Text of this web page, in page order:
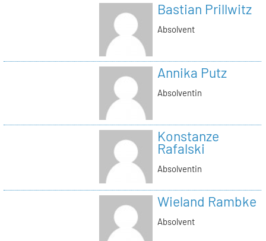
Bastian Prillwitz
Absolvent
Annika Putz
Absolventin
Konstanze
Rafalski
Absolventin
Wieland Rambke
Absolvent